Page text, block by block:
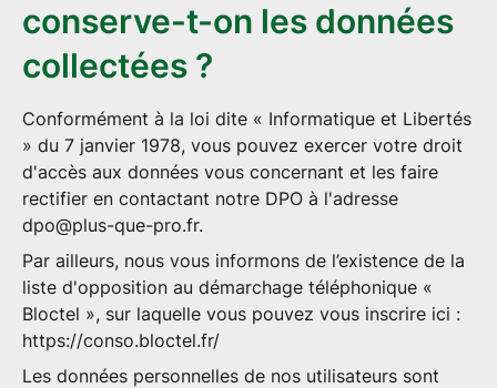
conserve-t-on les données
collectées ?
Conformément à la loi dite « Informatique et Libertés
» du 7 janvier 1978, vous pouvez exercer votre droit
d'accès aux données vous concernant et les faire
rectifier en contactant notre DPO à l'adresse
dpo@plus-que-pro.fr.
Par ailleurs, nous vous informons de l’existence de la
liste d'opposition au démarchage téléphonique «
Bloctel », sur laquelle vous pouvez vous inscrire ici :
https://conso.bloctel.fr/
Les données personnelles de nos utilisateurs sont